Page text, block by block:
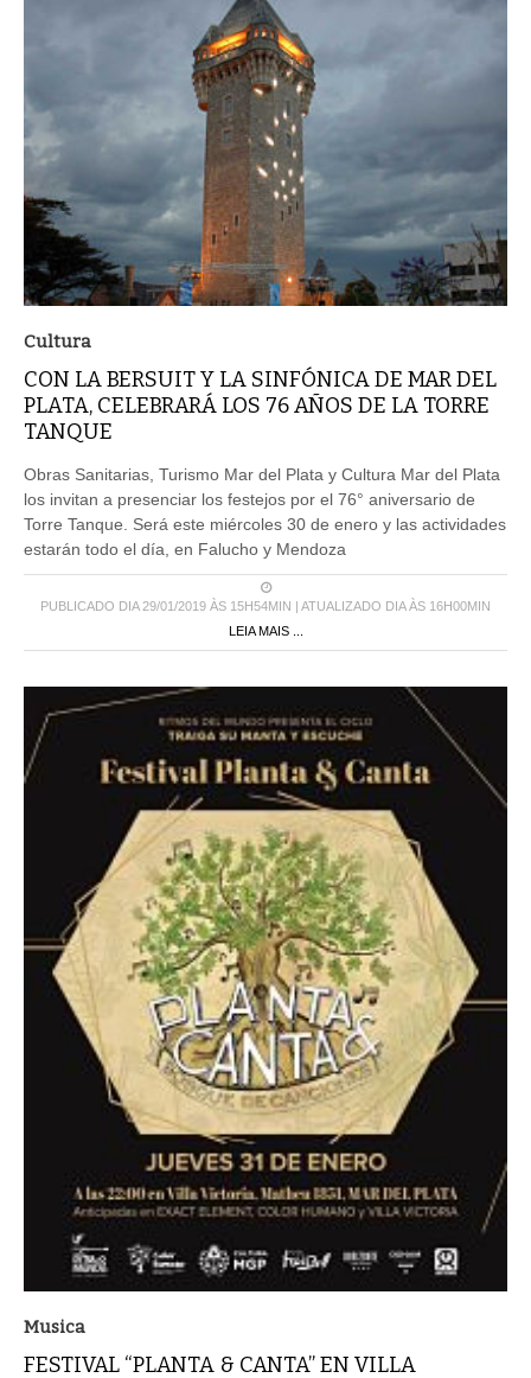
Cultura
CON LA BERSUIT Y LA SINFÓNICA DE MAR DEL
PLATA, CELEBRARÁ LOS 76 AÑOS DE LA TORRE
TANQUE
Obras Sanitarias, Turismo Mar del Plata y Cultura Mar del Plata
los invitan a presenciar los festejos por el 76° aniversario de
Torre Tanque. Será este miércoles 30 de enero y las actividades
estarán todo el día, en Falucho y Mendoza
PUBLICADO DIA 29/01/2019 ÀS 15H54MIN | ATUALIZADO DIA ÀS 16H00MIN
LEIA MAIS ...
Musica
FESTIVAL “PLANTA & CANTA” EN VILLA